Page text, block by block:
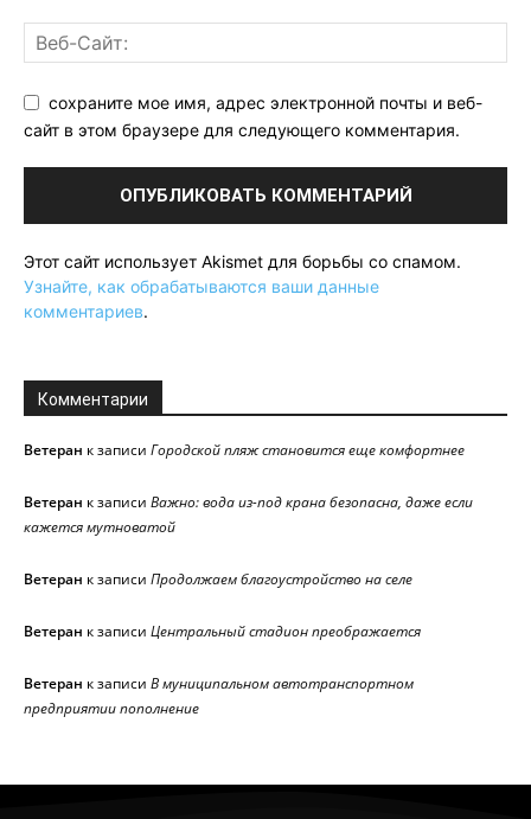
сохраните мое имя, адрес электронной почты и веб-
сайт в этом браузере для следующего комментария.
Этот сайт использует Akismet для борьбы со спамом.
Узнайте, как обрабатываются ваши данные
комментариев.
Комментарии
Ветеран к записи Городской пляж становится еще комфортнее
Ветеран к записи Важно: вода из-под крана безопасна, даже если
кажется мутноватой
Ветеран к записи Продолжаем благоустройство на селе
Ветеран к записи Центральный стадион преображается
Ветеран к записи В муниципальном автотранспортном
предприятии пополнение